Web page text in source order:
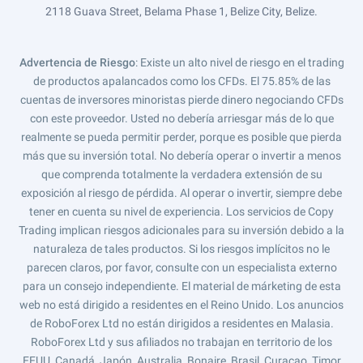
2118 Guava Street, Belama Phase 1, Belize City, Belize.
Advertencia de Riesgo: Existe un alto nivel de riesgo en el trading
de productos apalancados como los CFDs. El 75.85% de las
cuentas de inversores minoristas pierde dinero negociando CFDs
con este proveedor. Usted no debería arriesgar más de lo que
realmente se pueda permitir perder, porque es posible que pierda
más que su inversión total. No debería operar o invertir a menos
que comprenda totalmente la verdadera extensión de su
exposición al riesgo de pérdida. Al operar o invertir, siempre debe
tener en cuenta su nivel de experiencia. Los servicios de Copy
Trading implican riesgos adicionales para su inversión debido a la
naturaleza de tales productos. Si los riesgos implícitos no le
parecen claros, por favor, consulte con un especialista externo
para un consejo independiente. El material de márketing de esta
web no está dirigido a residentes en el Reino Unido. Los anuncios
de RoboForex Ltd no están dirigidos a residentes en Malasia.
RoboForex Ltd y sus afiliados no trabajan en territorio de los